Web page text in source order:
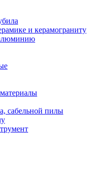
и керамограниту
сабельной пилы